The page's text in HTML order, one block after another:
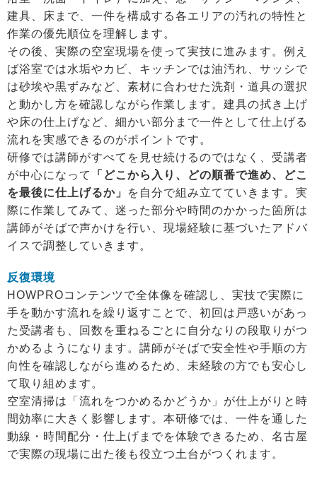
建具、床まで、一件を構成する各エリアの汚れの特性と
作業の優先順位を理解します。
その後、実際の空室現場を使って実技に進みます。例え
ば浴室では水垢やカビ、キッチンでは油汚れ、サッシで
は砂埃や黒ずみなど、素材に合わせた洗剤・道具の選択
と動かし方を確認しながら作業します。建具の拭き上げ
や床の仕上げなど、細かい部分まで一件として仕上げる
流れを実感できるのがポイントです。
研修では講師がすべてを見せ続けるのではなく、受講者
が中心になって
「どこから入り、どの順番で進め、どこ
を最後に仕上げるか」
を自分で組み立てていきます。実
際に作業してみて、迷った部分や時間のかかった箇所は
講師がそばで声かけを行い、現場経験に基づいたアドバ
イスで調整していきます。
反復環境
HOWPROコンテンツで全体像を確認し、実技で実際に
手を動かす流れを繰り返すことで、初回は戸惑いがあっ
た受講者も、回数を重ねるごとに自分なりの段取りがつ
かめるようになります。講師がそばで安全性や手順の方
向性を確認しながら進めるため、未経験の方でも安心し
て取り組めます。
空室清掃は「流れをつかめるかどうか」が仕上がりと時
間効率に大きく影響します。本研修では、一件を通した
動線・時間配分・仕上げまでを体験できるため、名古屋
で実際の現場に出た後も役立つ土台がつくれます。